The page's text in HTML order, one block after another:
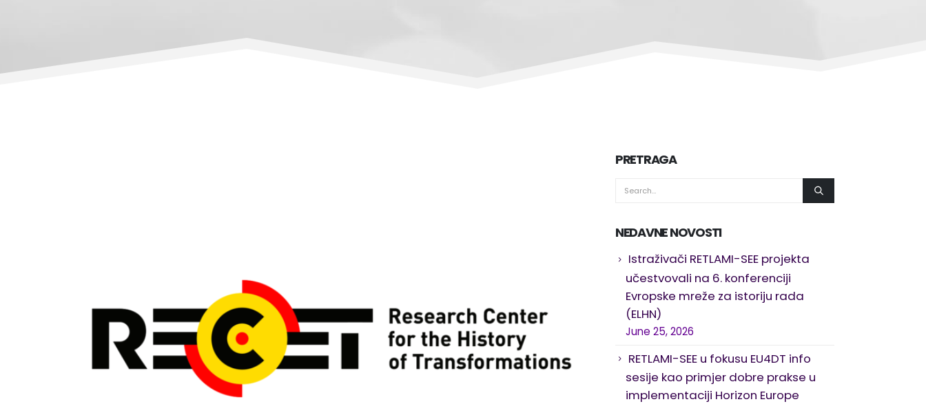
PRETRAGA
NEDAVNE NOVOSTI
Istraživači RETLAMI-SEE projekta
učestvovali na 6. konferenciji
Evropske mreže za istoriju rada
(ELHN)
June 25, 2026
RETLAMI-SEE u fokusu EU4DT info
sesije kao primjer dobre prakse u
implementaciji Horizon Europe